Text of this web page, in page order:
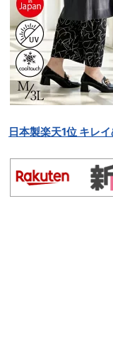
日本製楽天1位 キレ